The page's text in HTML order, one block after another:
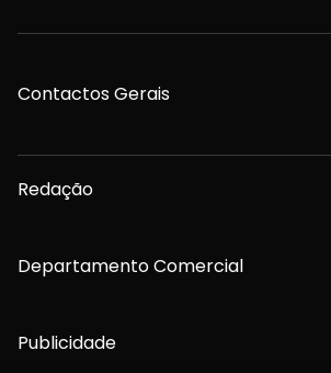
Contactos Gerais
Redação
Departamento Comercial
Publicidade